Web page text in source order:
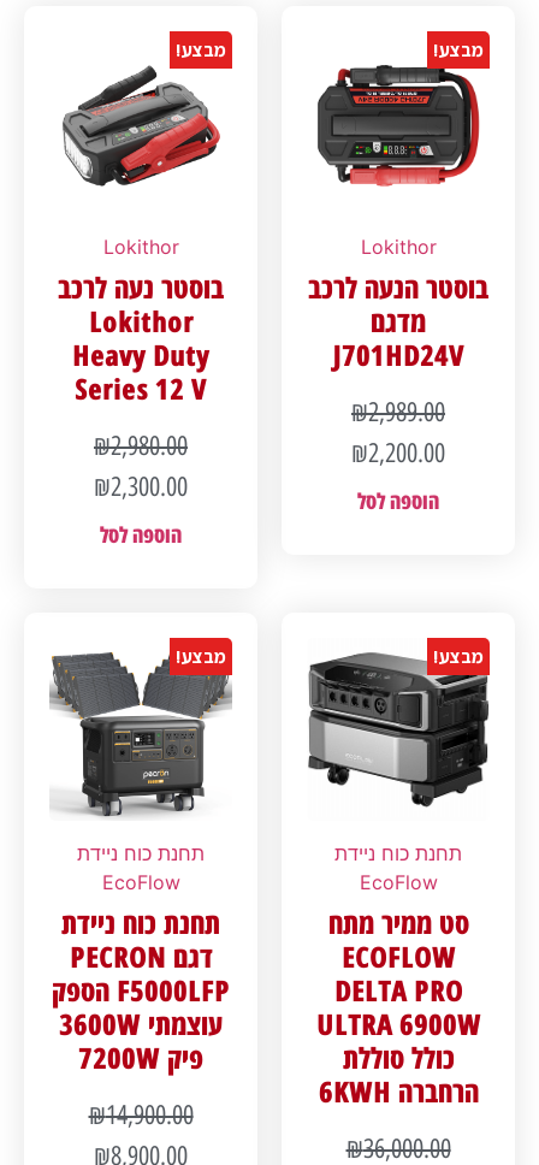
מבצע!
Lokithor
בוסטר הנעה לרכב
מדגם
J701HD24V
₪2,989.00
₪2,200.00
הוספה לסל
מבצע!
Lokithor
בוסטר נעה לרכב
Lokithor
Heavy Duty
Series 12 V
₪2,980.00
₪2,300.00
הוספה לסל
מבצע!
תחנת כוח ניידת
EcoFlow
סט ממיר מתח
ECOFLOW
DELTA PRO
ULTRA 6900W
כולל סוללת
הרחברה 6KWH
₪36,000.00
מבצע!
תחנת כוח ניידת
EcoFlow
תחנת כוח ניידת
דגם PECRON
F5000LFP הספק
עוצמתי 3600W
פיק 7200W
₪14,900.00
₪8,900.00